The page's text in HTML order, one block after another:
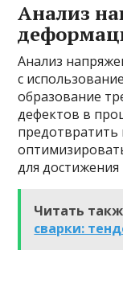
Анализ
Анализ
с
образование
дефектов в
предотвратить
для достижения
Читать
сварки: